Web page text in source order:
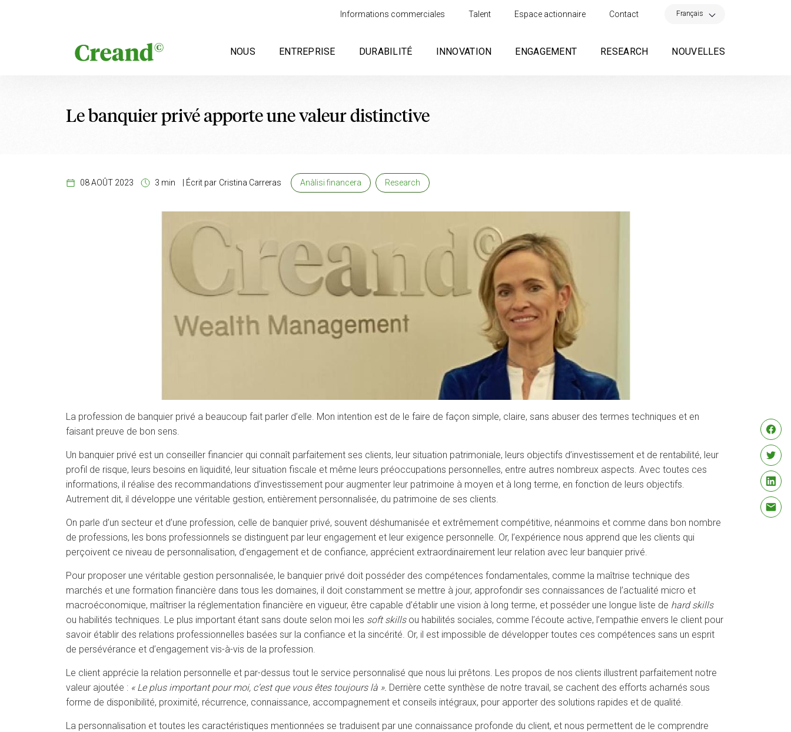
Informations commerciales Talent Espace actionnaire Contact Français
NOUS ENTREPRISE DURABILITÉ INNOVATION ENGAGEMENT RESEARCH NOUVELLES
Le banquier privé apporte une valeur distinctive
08 AOÛT 2023 3 min Écrit par Cristina Carreras Anàlisi financera Research
La profession de banquier privé a beaucoup fait parler d’elle. Mon intention est de le faire de façon simple, claire, sans abuser des termes techniques et en
faisant preuve de bon sens.
Un banquier privé est un conseiller financier qui connaît parfaitement ses clients, leur situation patrimoniale, leurs objectifs d’investissement et de rentabilité, leur
profil de risque, leurs besoins en liquidité, leur situation fiscale et même leurs préoccupations personnelles, entre autres nombreux aspects. Avec toutes ces
informations, il réalise des recommandations d’investissement pour augmenter leur patrimoine à moyen et à long terme, en fonction de leurs objectifs.
Autrement dit, il développe une véritable gestion, entièrement personnalisée, du patrimoine de ses clients.
On parle d’un secteur et d’une profession, celle de banquier privé, souvent déshumanisée et extrêmement compétitive, néanmoins et comme dans bon nombre
de professions, les bons professionnels se distinguent par leur engagement et leur exigence personnelle. Or, l’expérience nous apprend que les clients qui
perçoivent ce niveau de personnalisation, d’engagement et de confiance, apprécient extraordinairement leur relation avec leur banquier privé.
Pour proposer une véritable gestion personnalisée, le banquier privé doit posséder des compétences fondamentales, comme la maîtrise technique des
marchés et une formation financière dans tous les domaines, il doit constamment se mettre à jour, approfondir ses connaissances de l’actualité micro et
macroéconomique, maîtriser la réglementation financière en vigueur, être capable d’établir une vision à long terme, et posséder une longue liste de hard skills
ou habilités techniques. Le plus important étant sans doute selon moi les soft skillsou habilités sociales, comme l’écoute active, l’empathie envers le client pour
savoir établir des relations professionnelles basées sur la confiance et la sincérité. Or, il est impossible de développer toutes ces compétences sans un esprit
de persévérance et d’engagement vis-à-vis de la profession.
Le client apprécie la relation personnelle et par-dessus tout le service personnalisé que nous lui prêtons. Les propos de nos clients illustrent parfaitement notre
valeur ajoutée : « Le plus important pour moi, c’est que vous êtes toujours là ». Derrière cette synthèse de notre travail, se cachent des efforts acharnés sous
forme de disponibilité, proximité, récurrence, connaissance, accompagnement et conseils intégraux, pour apporter des solutions rapides et de qualité.
La personnalisation et toutes les caractéristiques mentionnées se traduisent par une connaissance profonde du client, et nous permettent de le comprendre